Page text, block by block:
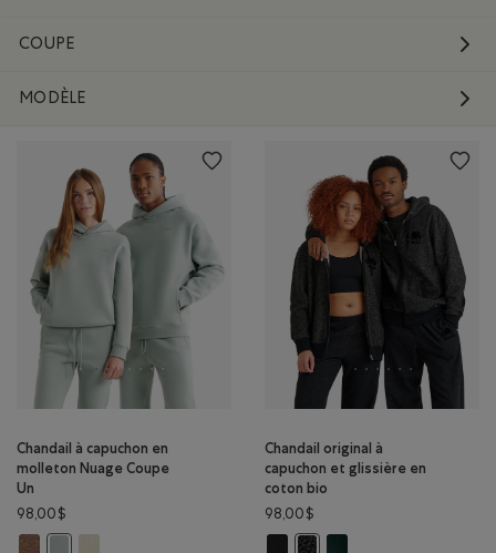
COUPE
MODÈLE
Chandail à capuchon en
molleton Nuage Coupe
Un
98,00$
Chandail à capuchon en molleton Nuage Coupe Un: MÉLANGE BOIS
Chandail à capuchon en molleton Nuage Coupe Un: GRIS ARDOISE
Chandail à capuchon en molleton Nuage Coupe Un:
Chandail original à
capuchon et glissière en
coton bio
98,00$
Chandail original à capuchon et
Chandail original à capuchon